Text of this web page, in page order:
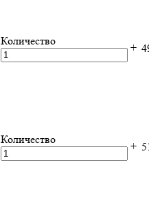
Количество
+
Количество
+